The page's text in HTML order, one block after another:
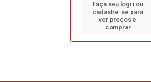
Faça seu login ou
cadastre-se para
ver preços e
comprar